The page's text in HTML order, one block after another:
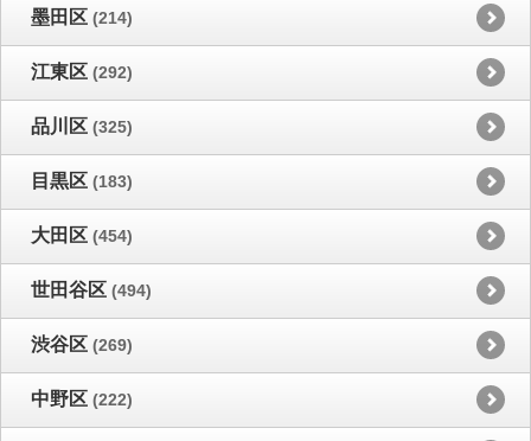
墨田区 (214)
江東区 (292)
品川区 (325)
目黒区 (183)
大田区 (454)
世田谷区 (494)
渋谷区 (269)
中野区 (222)